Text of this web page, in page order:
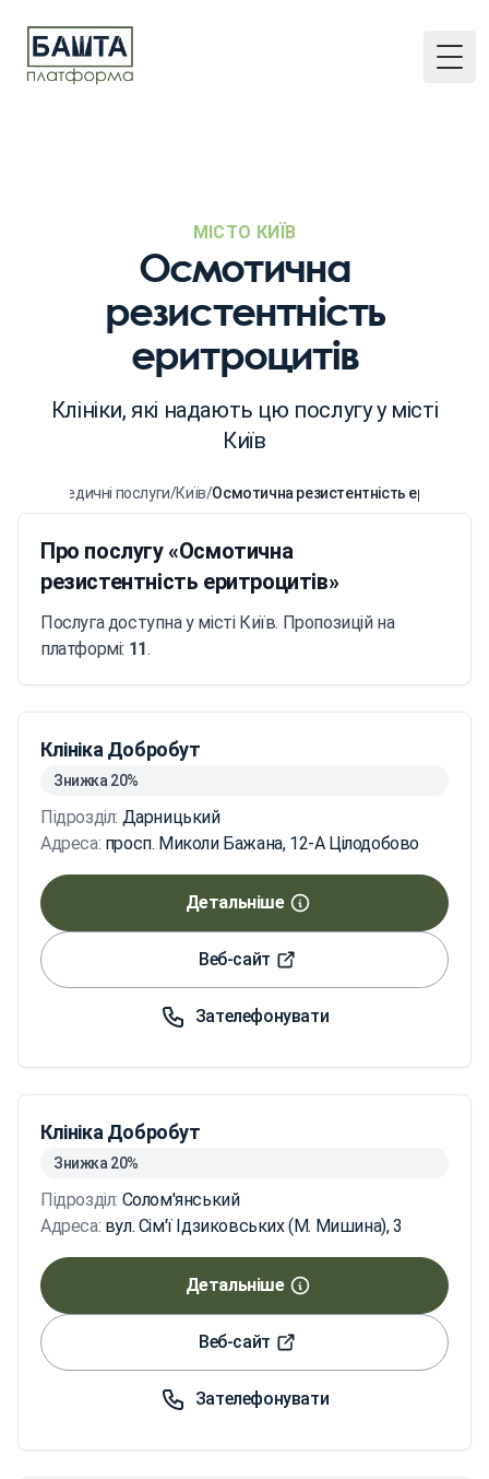
МІСТО КИЇВ
Осмотична
резистентність
еритроцитів
Клініки, які надають цю послугу у місті
Київ
Медичні послуги/Київ/Осмотична резистентність
Про послугу «Осмотична
резистентність еритроцитів»
Послуга доступна у місті Київ. Пропозицій на
платформі: 11.
Клініка Добробут
Знижка 20%
Підрозділ: Дарницький
Адреса: просп. Миколи Бажана, 12-А Цілодобово
Детальніше
Веб-сайт
Зателефонувати
Клініка Добробут
Знижка 20%
Підрозділ: Солом'янський
Адреса: вул. Сім'ї Ідзиковських (М. Мишина), 3
Детальніше
Веб-сайт
Зателефонувати